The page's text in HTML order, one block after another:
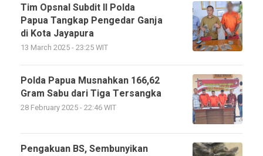
Tim Opsnal Subdit II Polda
Papua Tangkap Pengedar Ganja
di Kota Jayapura
13 March 2025 - 23:25 WIT
Polda Papua Musnahkan 166,62
Gram Sabu dari Tiga Tersangka
28 February 2025 - 22:46 WIT
Pengakuan BS, Sembunyikan